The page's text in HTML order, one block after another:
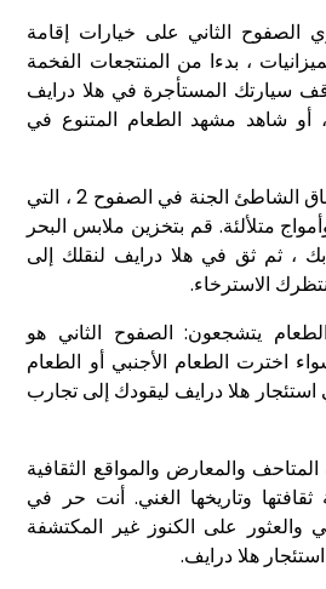
الصفوح الثاني على خيارات إقامة
، بدءا من المنتجعات الفخمة
سيارتك المستأجرة في هلا درايف
أو شاهد مشهد الطعام المتنوع في
: سيجد عشاق الشاطئ الجنة في الصفوح 2 ، التي
متلألئة. قم بتخزين ملابس البحر
، ثم ثق في هلا درايف لنقلك إلى
الاسترخاء.
يتشجعون: الصفوح الثاني هو
اخترت الطعام الأجنبي أو الطعام
استئجار هلا درايف ليقودك إلى تجارب
والمعارض والمواقع الثقافية
ثقافتها وتاريخها الغني. أنت حر في
والعثور على الكنوز غير المكتشفة
هلا درايف.